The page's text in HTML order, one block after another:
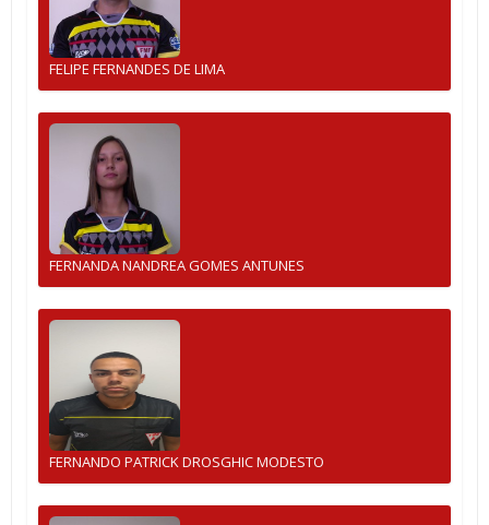
FELIPE FERNANDES DE LIMA
FERNANDA NANDREA GOMES ANTUNES
FERNANDO PATRICK DROSGHIC MODESTO